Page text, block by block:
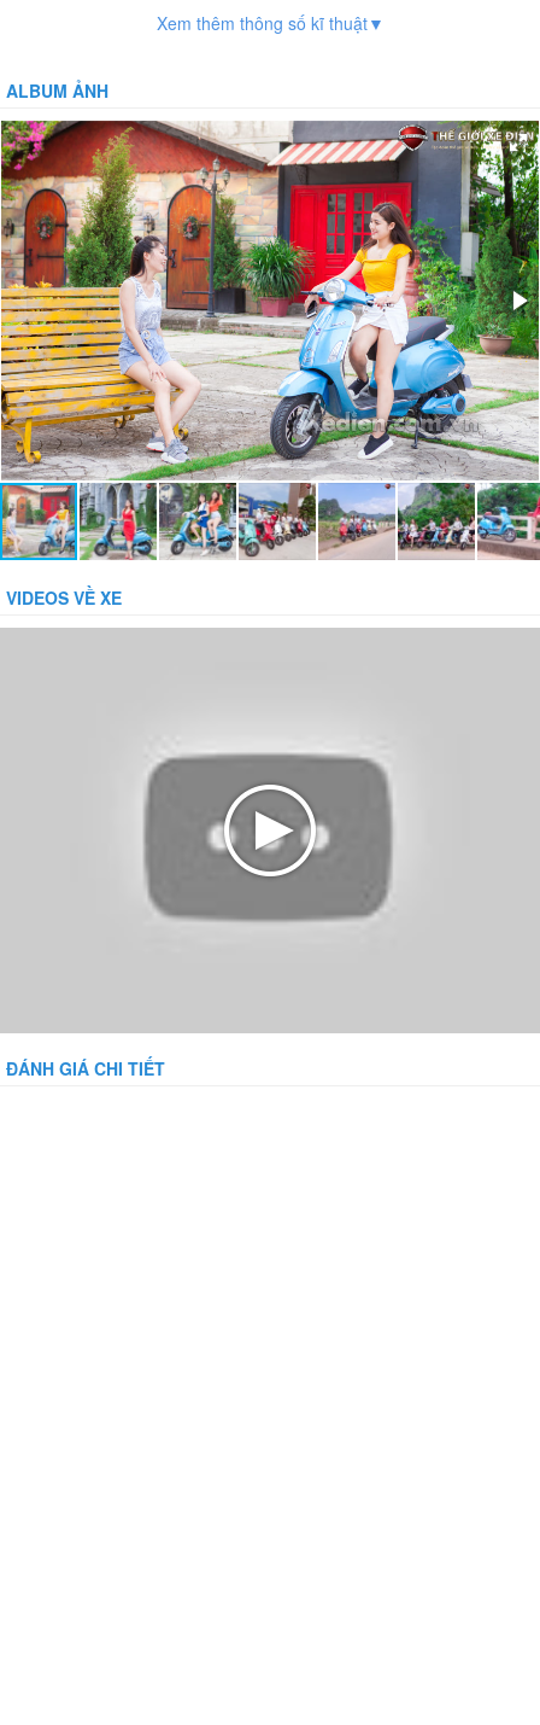
Hệ thống phanh:
Giảm xóc:Có
Bánh xe:Liền săm
Bảo vệ dòng:14 + / -2.0A
Bảo vệ tụt áp:42 + / - 1.0V
Phụ kiện đi kèm: Gương, Sạc, Khóa báo động chống trộm
Xem thêm thông số kĩ thuật▼
ALBUM ẢNH
VIDEOS VỀ XE
ĐÁNH GIÁ CHI TIẾT